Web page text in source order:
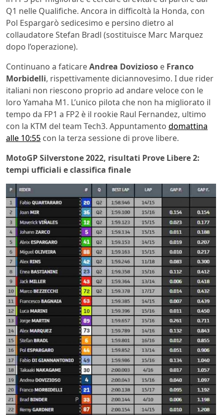
Q1 nelle Qualifiche. Ancora in difficoltà la Honda, con
Pol Espargarò sedicesimo e persino dietro al
collaudatore Stefan Bradl (sostituisce Marc Marquez
dopo l’operazione).
Continuano a faticareAndrea Dovizioso e Franco
Morbidelli, rispettivamente diciannovesimo. I due rider
italiani non riescono proprio ad andare veloce con le
loro Yamaha M1. L’unico pilota che non ha migliorato il
tempo da FP1 a FP2 è il rookie Raul Fernandez, ultimo
con la KTM del team Tech3. Appuntamento domattina
alle 10:55 con la terza sessione di prove libere.
MotoGP Silverstone 2022, risultati Prove Libere 2:
tempi ufficiali e classifica finale